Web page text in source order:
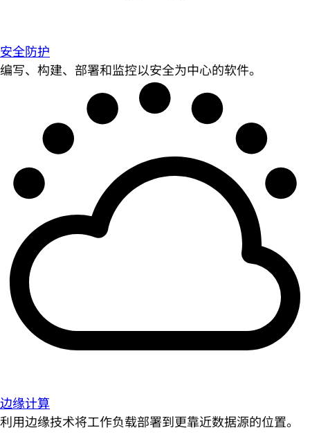
安全防护
编写、构建、部署和监控以安全为中心的软件。
边缘计算
利用边缘技术将工作负载部署到更靠近数据源的位置。